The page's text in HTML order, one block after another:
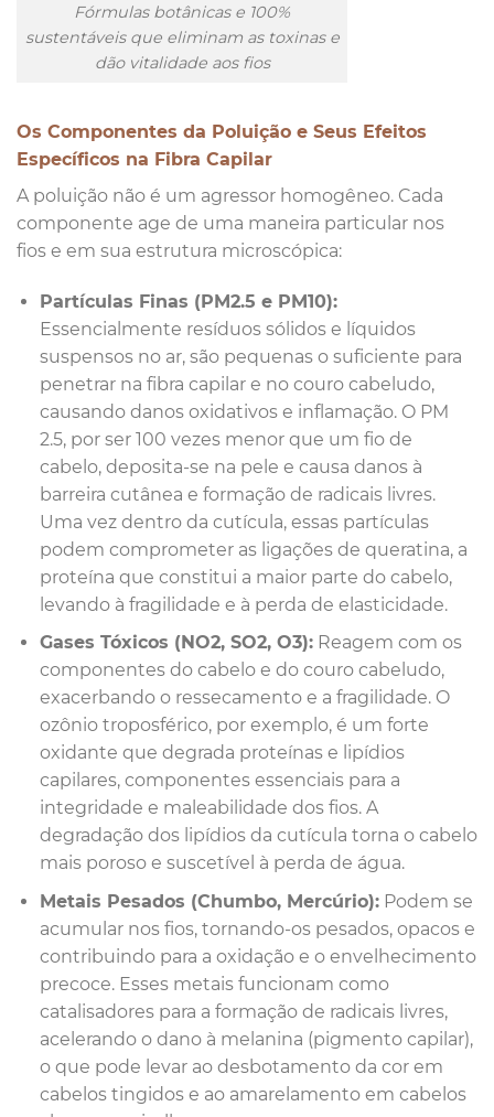
Fórmulas botânicas e 100%
sustentáveis que eliminam as toxinas e
dão vitalidade aos fios
Os Componentes da Poluição e Seus Efeitos
Específicos na Fibra Capilar
A poluição não é um agressor homogêneo. Cada
componente age de uma maneira particular nos
fios e em sua estrutura microscópica:
Partículas Finas (PM2.5 e PM10):
Essencialmente resíduos sólidos e líquidos
suspensos no ar, são pequenas o suficiente para
penetrar na fibra capilar e no couro cabeludo,
causando danos oxidativos e inflamação. O PM
2.5, por ser 100 vezes menor que um fio de
cabelo, deposita-se na pele e causa danos à
barreira cutânea e formação de radicais livres.
Uma vez dentro da cutícula, essas partículas
podem comprometer as ligações de queratina, a
proteína que constitui a maior parte do cabelo,
levando à fragilidade e à perda de elasticidade.
Gases Tóxicos (NO2, SO2, O3):Reagem com os
componentes do cabelo e do couro cabeludo,
exacerbando o ressecamento e a fragilidade. O
ozônio troposférico, por exemplo, é um forte
oxidante que degrada proteínas e lipídios
capilares, componentes essenciais para a
integridade e maleabilidade dos fios. A
degradação dos lipídios da cutícula torna o cabelo
mais poroso e suscetível à perda de água.
Metais Pesados (Chumbo, Mercúrio):Podem se
acumular nos fios, tornando-os pesados, opacos e
contribuindo para a oxidação e o envelhecimento
precoce. Esses metais funcionam como
catalisadores para a formação de radicais livres,
acelerando o dano à melanina (pigmento capilar),
o que pode levar ao desbotamento da cor em
cabelos tingidos e ao amarelamento em cabelos